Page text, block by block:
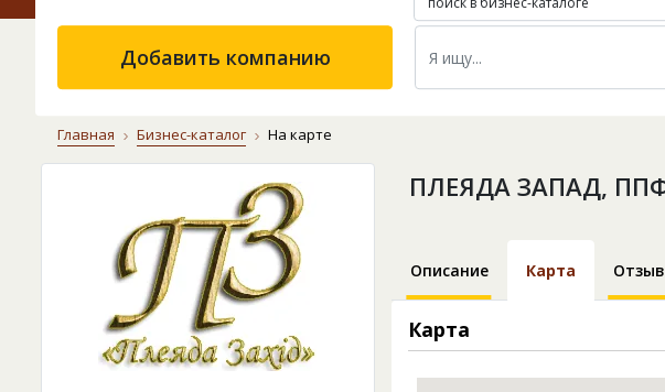
Добавить компанию
Главная Бизнес-каталог На карте
ПЛЕЯДА ЗАПАД,
Описание Карта
Карта